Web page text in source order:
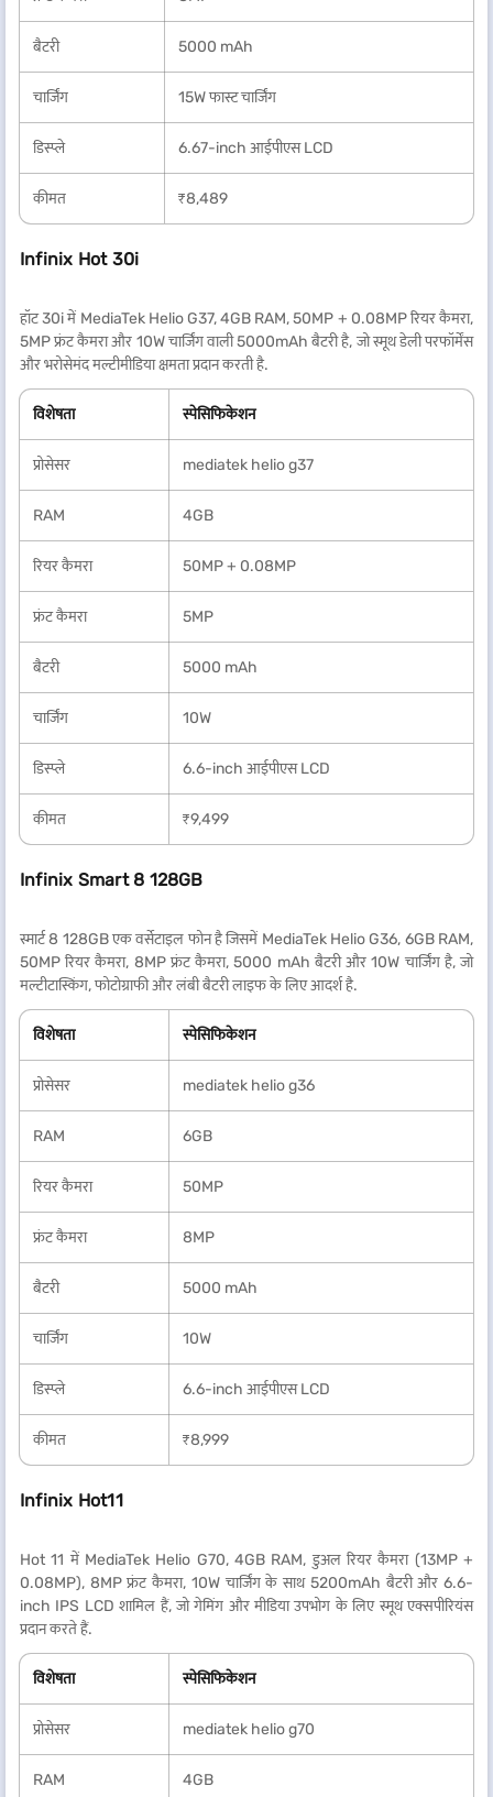
बैटरी 5000 mAh
चार्जिंग 15W फास्ट चार्जिंग
डिस्प्ले 6.67-inch आईपीएस LCD
कीमत ₹8,489
Infinix Hot 30i
हॉट 30i में MediaTek Helio G37, 4GB RAM, 50MP + 0.08MP रियर कैमरा,
5MP फ्रंट कैमरा और 10W चार्जिंग वाली 5000mAh बैटरी है, जो स्मूथ डेली परफॉर्मेंस
और भरोसेमंद मल्टीमीडिया क्षमता प्रदान करती है.
विशेषता स्पेसिफिकेशन
प्रोसेसर mediatek helio g37
RAM 4GB
रियर कैमरा 50MP + 0.08MP
फ्रंट कैमरा 5MP
बैटरी 5000 mAh
चार्जिंग 10W
डिस्प्ले 6.6-inch आईपीएस LCD
कीमत ₹9,499
Infinix Smart 8 128GB
स्मार्ट 8 128GB एक वर्सेटाइल फोन है जिसमें MediaTek Helio G36, 6GB RAM,
50MP रियर कैमरा, 8MP फ्रंट कैमरा, 5000 mAh बैटरी और 10W चार्जिंग है, जो
मल्टीटास्किंग, फोटोग्राफी और लंबी बैटरी लाइफ के लिए आदर्श है.
विशेषता स्पेसिफिकेशन
प्रोसेसर mediatek helio g36
RAM 6GB
रियर कैमरा 50MP
फ्रंट कैमरा 8MP
बैटरी 5000 mAh
चार्जिंग 10W
डिस्प्ले 6.6-inch आईपीएस LCD
कीमत ₹8,999
Infinix Hot11
Hot 11 में MediaTek Helio G70, 4GB RAM, डुअल रियर कैमरा (13MP +
0.08MP), 8MP फ्रंट कैमरा, 10W चार्जिंग के साथ 5200mAh बैटरी और 6.6-
inch IPS LCD शामिल हैं, जो गेमिंग और मीडिया उपभोग के लिए स्मूथ एक्सपीरियंस
प्रदान करते हैं.
विशेषता स्पेसिफिकेशन
प्रोसेसर mediatek helio g70
RAM 4GB